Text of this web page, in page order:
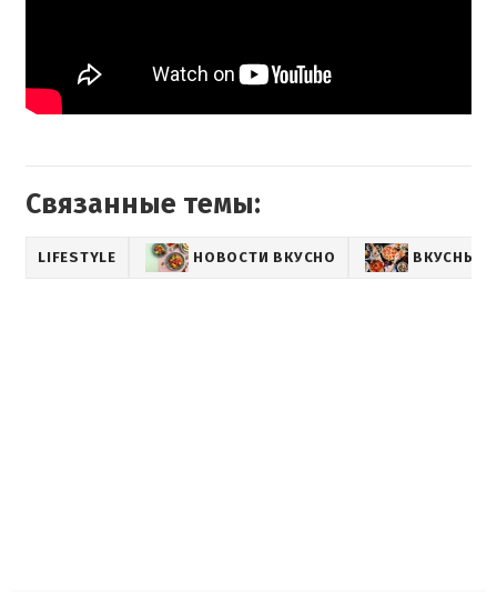
Связанные темы:
LIFESTYLE НОВОСТИ ВКУСНО ВКУСНЫЕ